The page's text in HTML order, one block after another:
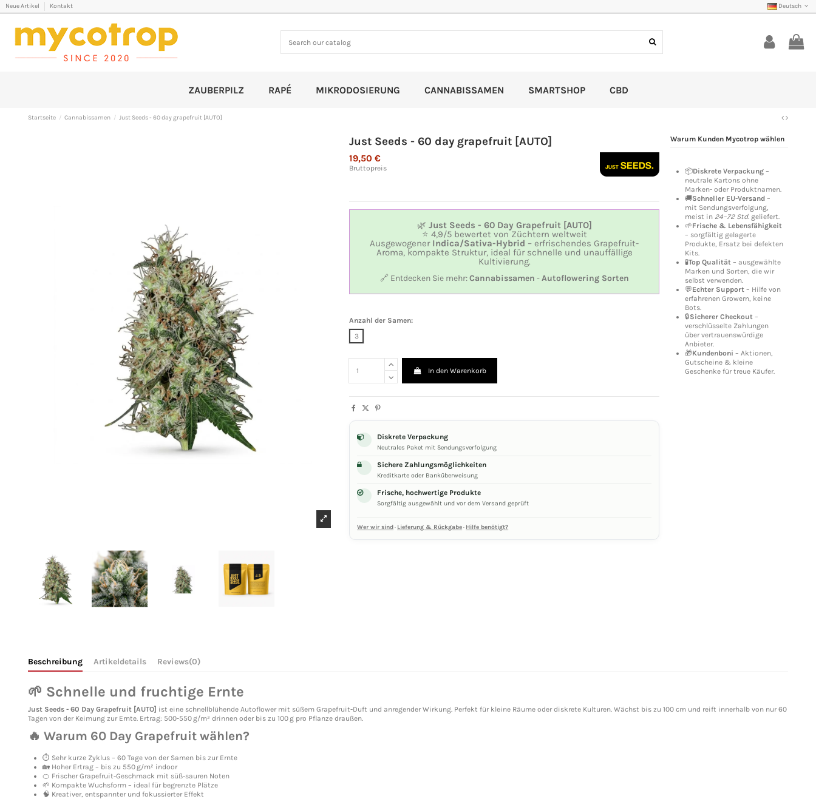
Neue Artikel Kontakt Deutsch
ZAUBERPILZ RAPÉ MIKRODOSIERUNG CANNABISSAMEN SMARTSHOP CBD
Startseite Cannabissamen Just Seeds - 60 day grapefruit [AUTO]
Just Seeds - 60 day grapefruit [AUTO]
19,50 €
Bruttopreis
🌿 Just Seeds - 60 Day Grapefruit [AUTO]
⭐ 4,9/5 bewertet von Züchtern weltweit
Ausgewogener Indica/Sativa-Hybrid – erfrischendes Grapefruit-
Aroma, kompakte Struktur, ideal für schnelle und unauffällige
Kultivierung.
🔗 Entdecken Sie mehr:Cannabissamen -Autoflowering Sorten
Anzahl der Samen:
3
In den Warenkorb
Diskrete Verpackung
Neutrales Paket mit Sendungsverfolgung
Sichere Zahlungsmöglichkeiten
Kreditkarte oder Banküberweisung
Frische, hochwertige Produkte
Sorgfältig ausgewählt und vor dem Versand geprüft
Wer wir sind· Lieferung & Rückgabe· Hilfe benötigt?
Warum Kunden Mycotrop wählen
📦Diskrete Verpackung –
neutrale Kartons ohne
Marken- oder Produktnamen.
🚚Schneller EU-Versand –
mit Sendungsverfolgung,
meist in 24–72 Std. geliefert.
🌱Frische & Lebensfähigkeit
– sorgfältig gelagerte
Produkte, Ersatz bei defekten
Kits.
🧪Top Qualität – ausgewählte
Marken und Sorten, die wir
selbst verwenden.
💬Echter Support – Hilfe von
erfahrenen Growern, keine
Bots.
🔒Sicherer Checkout –
verschlüsselte Zahlungen
über vertrauenswürdige
Anbieter.
🎁Kundenboni – Aktionen,
Gutscheine & kleine
Geschenke für treue Käufer.
Beschreibung Artikeldetails Reviews(0)
🌱 Schnelle und fruchtige Ernte
Just Seeds - 60 Day Grapefruit [AUTO] ist eine schnellblühende Autoflower mit süßem Grapefruit-Duft und anregender Wirkung. Perfekt für kleine Räume oder diskrete Kulturen. Wächst bis zu 100 cm und reift innerhalb von nur 60
Tagen von der Keimung zur Ernte. Ertrag: 500‑550 g/m² drinnen oder bis zu 100 g pro Pflanze draußen.
🔥 Warum 60 Day Grapefruit wählen?
⏱ Sehr kurze Zyklus – 60 Tage von der Samen bis zur Ernte
🏡 Hoher Ertrag – bis zu 550 g/m² indoor
🍊 Frischer Grapefruit-Geschmack mit süß-sauren Noten
🌱 Kompakte Wuchsform – ideal für begrenzte Plätze
🧠 Kreativer, entspannter und fokussierter Effekt